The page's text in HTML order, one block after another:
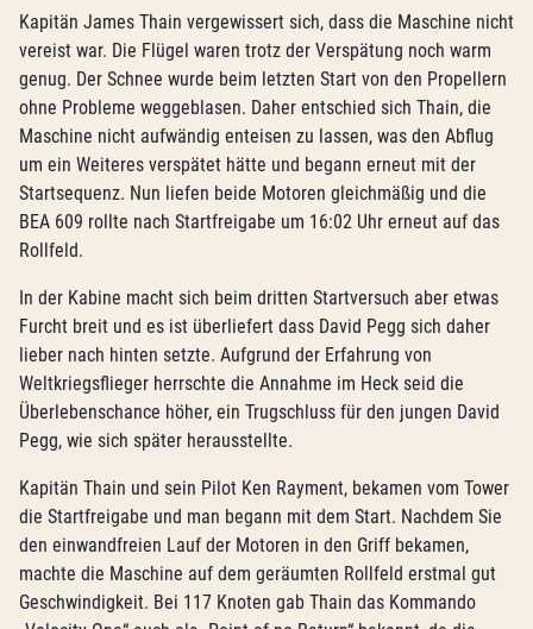
Kapitän James Thain vergewissert sich, dass die Maschine nicht
vereist war. Die Flügel waren trotz der Verspätung noch warm
genug. Der Schnee wurde beim letzten Start von den Propellern
ohne Probleme weggeblasen. Daher entschied sich Thain, die
Maschine nicht aufwändig enteisen zu lassen, was den Abflug
um ein Weiteres verspätet hätte und begann erneut mit der
Startsequenz. Nun liefen beide Motoren gleichmäßig und die
BEA 609 rollte nach Startfreigabe um 16:02 Uhr erneut auf das
Rollfeld.
In der Kabine macht sich beim dritten Startversuch aber etwas
Furcht breit und es ist überliefert dass David Pegg sich daher
lieber nach hinten setzte. Aufgrund der Erfahrung von
Weltkriegsflieger herrschte die Annahme im Heck seid die
Überlebenschance höher, ein Trugschluss für den jungen David
Pegg, wie sich später herausstellte.
Kapitän Thain und sein Pilot Ken Rayment, bekamen vom Tower
die Startfreigabe und man begann mit dem Start. Nachdem Sie
den einwandfreien Lauf der Motoren in den Griff bekamen,
machte die Maschine auf dem geräumten Rollfeld erstmal gut
Geschwindigkeit. Bei 117 Knoten gab Thain das Kommando